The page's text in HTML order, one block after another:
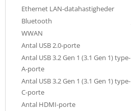
Ethernet LAN-datahastigheder
Bluetooth
WWAN
Antal USB 2.0-porte
Antal USB 3.2 Gen 1 (3.1 Gen 1) type-
A-porte
Antal USB 3.2 Gen 1 (3.1 Gen 1) type-
C-porte
Antal HDMI-porte